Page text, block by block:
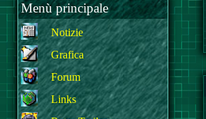
Menù principale
Notizie
Grafica
Forum
Links